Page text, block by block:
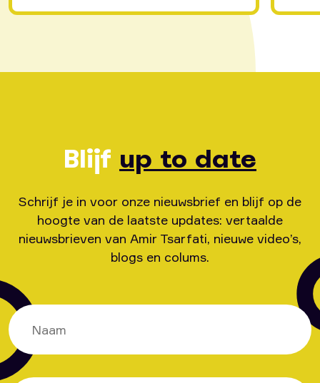
Blijf up to date
Schrijf je in voor onze nieuwsbrief en blijf op de
hoogte van de laatste updates: vertaalde
nieuwsbrieven van Amir Tsarfati, nieuwe video’s,
blogs en colums.